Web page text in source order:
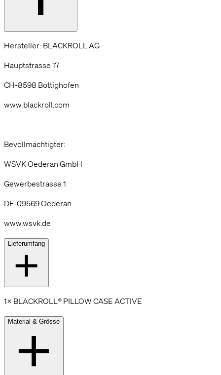
Hersteller: BLACKROLL AG
Hauptstrasse 17
CH-8598 Bottighofen
www.blackroll.com
Bevollmächtigter:
WSVK Oederan GmbH
Gewerbestrasse 1
DE-09569 Oederan
www.wsvk.de
Lieferumfang
1× BLACKROLL® PILLOW CASE ACTIVE
Material & Grösse